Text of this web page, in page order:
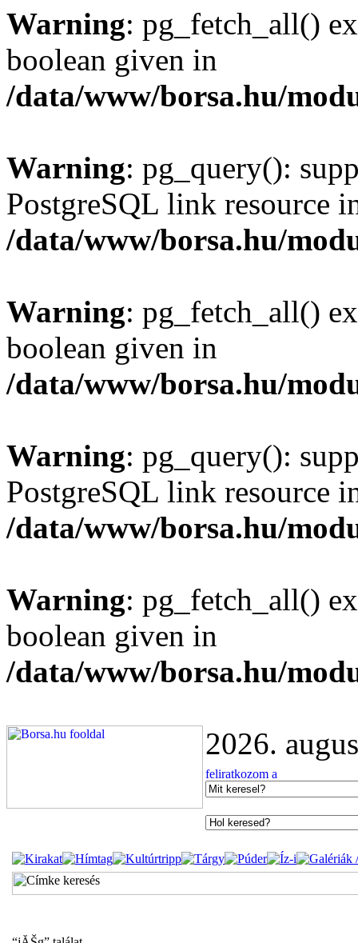
Warning: pg_fetch_all()
boolean given in
/data/www/borsa.hu/
Warning: pg_query():
PostgreSQL link resource
/data/www/borsa.hu/
Warning: pg_fetch_all()
boolean given in
/data/www/borsa.hu/
Warning: pg_query():
PostgreSQL link resource
/data/www/borsa.hu/
Warning: pg_fetch_all()
boolean given in
/data/www/borsa.hu/
2026.